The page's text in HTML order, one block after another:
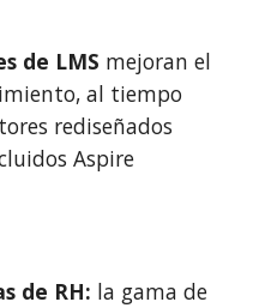
de LMS mejoran el
al tiempo
rediseñados
Aspire
de RH: la gama de